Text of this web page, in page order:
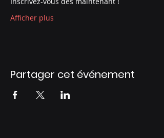
Afficher plus
Partager cet événement